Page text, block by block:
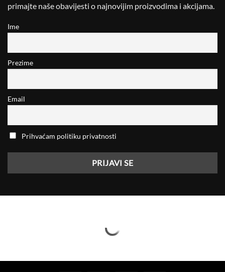
primajte naše obavijesti o najnovijim proizvodima i akcijama.
Ime
Prezime
Email
Prihvaćam politiku privatnosti